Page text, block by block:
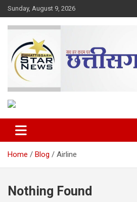
Skip
to
content
Sunday, August 9, 2026
Chhattisgarh Star
Home Blog Airline
Nothing Found